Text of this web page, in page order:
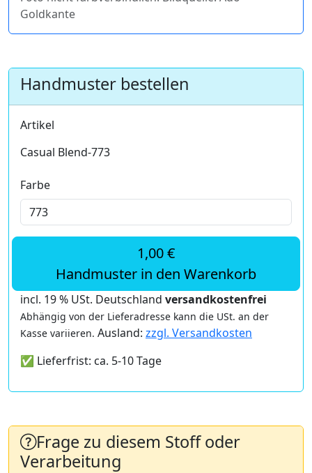
Goldkante
Handmuster bestellen
Artikel
Casual Blend-773
Farbe
1,00 €
Handmuster in den Warenkorb
incl. 19 % USt. Deutschland versandkostenfrei
Abhängig von der Lieferadresse kann die USt. an der
Kasse variieren. Ausland: zzgl. Versandkosten
✅ Lieferfrist: ca. 5-10 Tage
Frage zu diesem Stoff oder
Verarbeitung